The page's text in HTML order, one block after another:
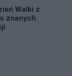
Walki z
znanych